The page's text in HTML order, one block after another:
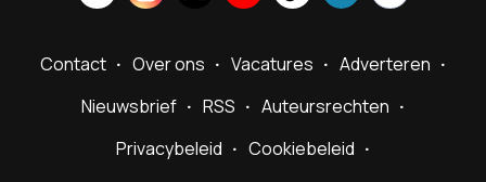
Contact Over ons Vacatures
Adverteren
Nieuwsbrief
RSS
Auteursrechten
Privacybeleid
Cookiebeleid